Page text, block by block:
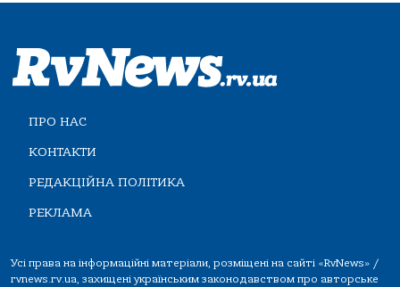
ПРО НАС
КОНТАКТИ
РЕДАКЦІЙНА ПОЛІТИКА
РЕКЛАМА
Усі права на інформаційні матеріали, розміщені на сайті «RvNews» /
rvnews.rv.ua, захищені українським законодавством про авторське